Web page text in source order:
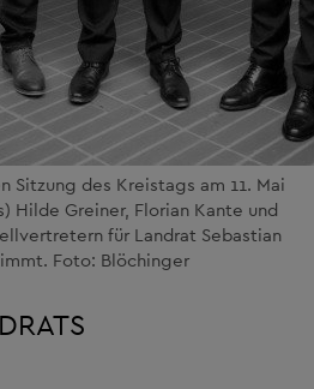
Sitzung des Kreistags am 11. Mai
Hilde Greiner, Florian Kante und
für Landrat Sebastian
Foto: Blöchinger